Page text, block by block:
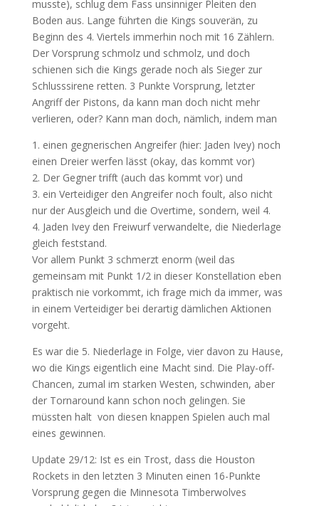
musste), schlug dem Fass unsinniger Pleiten den
Boden aus. Lange führten die Kings souverän, zu
Beginn des 4. Viertels immerhin noch mit 16 Zählern.
Der Vorsprung schmolz und schmolz, und doch
schienen sich die Kings gerade noch als Sieger zur
Schlusssirene retten. 3 Punkte Vorsprung, letzter
Angriff der Pistons, da kann man doch nicht mehr
verlieren, oder? Kann man doch, nämlich, indem man
1. einen gegnerischen Angreifer (hier: Jaden Ivey) noch
einen Dreier werfen lässt (okay, das kommt vor)
2. Der Gegner trifft (auch das kommt vor) und
3. ein Verteidiger den Angreifer noch foult, also nicht
nur der Ausgleich und die Overtime, sondern, weil 4.
4. Jaden Ivey den Freiwurf verwandelte, die Niederlage
gleich feststand.
Vor allem Punkt 3 schmerzt enorm (weil das
gemeinsam mit Punkt 1/2 in dieser Konstellation eben
praktisch nie vorkommt, ich frage mich da immer, was
in einem Verteidiger bei derartig dämlichen Aktionen
vorgeht.
Es war die 5. Niederlage in Folge, vier davon zu Hause,
wo die Kings eigentlich eine Macht sind. Die Play-off-
Chancen, zumal im starken Westen, schwinden, aber
der Tornaround kann schon noch gelingen. Sie
müssten halt von diesen knappen Spielen auch mal
eines gewinnen.
Update 29/12: Ist es ein Trost, dass die Houston
Rockets in den letzten 3 Minuten einen 16-Punkte
Vorsprung gegen die Minnesota Timberwolves